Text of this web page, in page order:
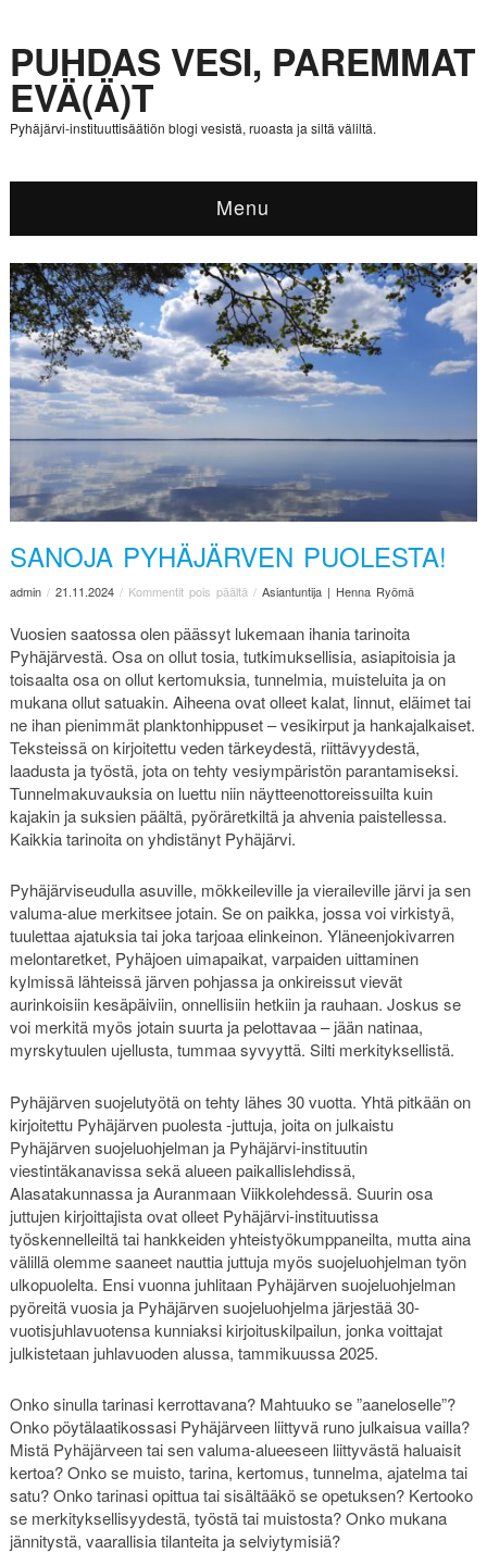
PUHDAS VESI, PAREMMAT
EVÄ(Ä)T
Pyhäjärvi-instituuttisäätiön blogi vesistä, ruoasta ja siltä väliltä.
Menu
SANOJA PYHÄJÄRVEN PUOLESTA!
admin/ 21.11.2024/ Kommentit pois päältä / Asiantuntija | Henna Ryömä
Vuosien saatossa olen päässyt lukemaan ihania tarinoita
Pyhäjärvestä. Osa on ollut tosia, tutkimuksellisia, asiapitoisia ja
toisaalta osa on ollut kertomuksia, tunnelmia, muisteluita ja on
mukana ollut satuakin. Aiheena ovat olleet kalat, linnut, eläimet tai
ne ihan pienimmät planktonhippuset – vesikirput ja hankajalkaiset.
Teksteissä on kirjoitettu veden tärkeydestä, riittävyydestä,
laadusta ja työstä, jota on tehty vesiympäristön parantamiseksi.
Tunnelmakuvauksia on luettu niin näytteenottoreissuilta kuin
kajakin ja suksien päältä, pyöräretkiltä ja ahvenia paistellessa.
Kaikkia tarinoita on yhdistänyt Pyhäjärvi.
Pyhäjärviseudulla asuville, mökkeileville ja vieraileville järvi ja sen
valuma-alue merkitsee jotain. Se on paikka, jossa voi virkistyä,
tuulettaa ajatuksia tai joka tarjoaa elinkeinon. Yläneenjokivarren
melontaretket, Pyhäjoen uimapaikat, varpaiden uittaminen
kylmissä lähteissä järven pohjassa ja onkireissut vievät
aurinkoisiin kesäpäiviin, onnellisiin hetkiin ja rauhaan. Joskus se
voi merkitä myös jotain suurta ja pelottavaa – jään natinaa,
myrskytuulen ujellusta, tummaa syvyyttä. Silti merkityksellistä.
Pyhäjärven suojelutyötä on tehty lähes 30 vuotta. Yhtä pitkään on
kirjoitettu Pyhäjärven puolesta -juttuja, joita on julkaistu
Pyhäjärven suojeluohjelman ja Pyhäjärvi-instituutin
viestintäkanavissa sekä alueen paikallislehdissä,
Alasatakunnassa ja Auranmaan Viikkolehdessä. Suurin osa
juttujen kirjoittajista ovat olleet Pyhäjärvi-instituutissa
työskennelleiltä tai hankkeiden yhteistyökumppaneilta, mutta aina
välillä olemme saaneet nauttia juttuja myös suojeluohjelman työn
ulkopuolelta. Ensi vuonna juhlitaan Pyhäjärven suojeluohjelman
pyöreitä vuosia ja Pyhäjärven suojeluohjelma järjestää 30-
vuotisjuhlavuotensa kunniaksi kirjoituskilpailun, jonka voittajat
julkistetaan juhlavuoden alussa, tammikuussa 2025.
Onko sinulla tarinasi kerrottavana? Mahtuuko se ”aaneloselle”?
Onko pöytälaatikossasi Pyhäjärveen liittyvä runo julkaisua vailla?
Mistä Pyhäjärveen tai sen valuma-alueeseen liittyvästä haluaisit
kertoa? Onko se muisto, tarina, kertomus, tunnelma, ajatelma tai
satu? Onko tarinasi opittua tai sisältääkö se opetuksen? Kertooko
se merkityksellisyydestä, työstä tai muistosta? Onko mukana
jännitystä, vaarallisia tilanteita ja selviytymisiä?